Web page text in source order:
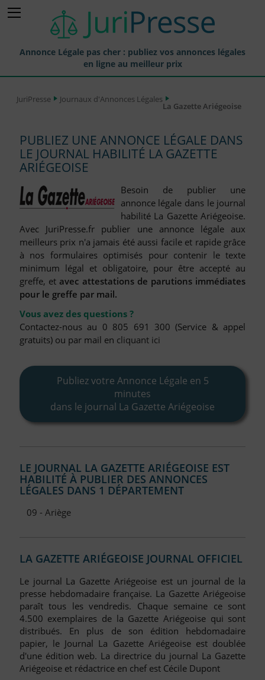
Annonce Légale pas cher : publiez vos annonces légales
en ligne au meilleur prix
Tarif et Prix d'une Annonce Légale
Journaux Habilités (JAL) Annonces Légales
Liste des Greffes
Liste des CCI
Le Blog pour les Entreprises
FAQ
Nous Contacter
Compte PRO
JuriPresse Journaux d'Annonces Légales
La Gazette Ariégeoise
PUBLIEZ UNE ANNONCE LÉGALE DANS
LE JOURNAL HABILITÉ LA GAZETTE
ARIÉGEOISE
Besoin de publier une
annonce légale dans le journal
habilité La Gazette Ariégeoise.
Avec JuriPresse.fr publier une annonce légale aux
meilleurs prix n'a jamais été aussi facile et rapide grâce
à nos formulaires optimisés pour contenir le texte
minimum légal et obligatoire, pour être accepté au
greffe, et avec attestations de parutions immédiates
pour le greffe par mail.
Vous avez des questions ?
Contactez-nous au 0 805 691 300 (Service & appel
gratuits) ou par mail en cliquant ici
Publiez votre Annonce Légale en 5
minutes
dans le journal La Gazette Ariégeoise
LE JOURNAL LA GAZETTE ARIÉGEOISE EST
HABILITÉ À PUBLIER DES ANNONCES
LÉGALES DANS 1 DÉPARTEMENT
09 - Ariège
LA GAZETTE ARIÉGEOISE JOURNAL OFFICIEL
Le journal La Gazette Ariégeoise est un journal de la
presse hebdomadaire française. La Gazette Ariégeoise
paraît tous les vendredis. Chaque semaine ce sont
4.500 exemplaires de la Gazette Ariégeoise qui sont
distribués. En plus de son édition hebdomadaire
papier, le Journal La Gazette Ariégeoise est doublée
d'une édition web. La directrice du journal La Gazette
Ariégeoise et rédactrice en chef est Cécile Dupont